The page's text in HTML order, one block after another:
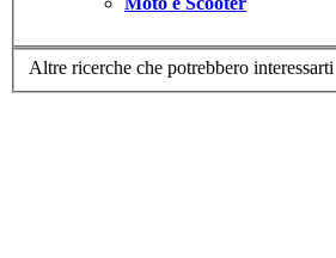
Altre ricerche che potrebbero interessarti